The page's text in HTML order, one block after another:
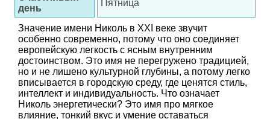
день
Пятница
Значение имени Николь в XXI веке звучит
особенно современно, потому что оно соединяет
европейскую легкость с ясным внутренним
достоинством. Это имя не перегружено традицией,
но и не лишено культурной глубины, а потому легко
вписывается в городскую среду, где ценятся стиль,
интеллект и индивидуальность. Что означает
Николь энергетически? Это имя про мягкое
влияние, тонкий вкус и умение оставаться